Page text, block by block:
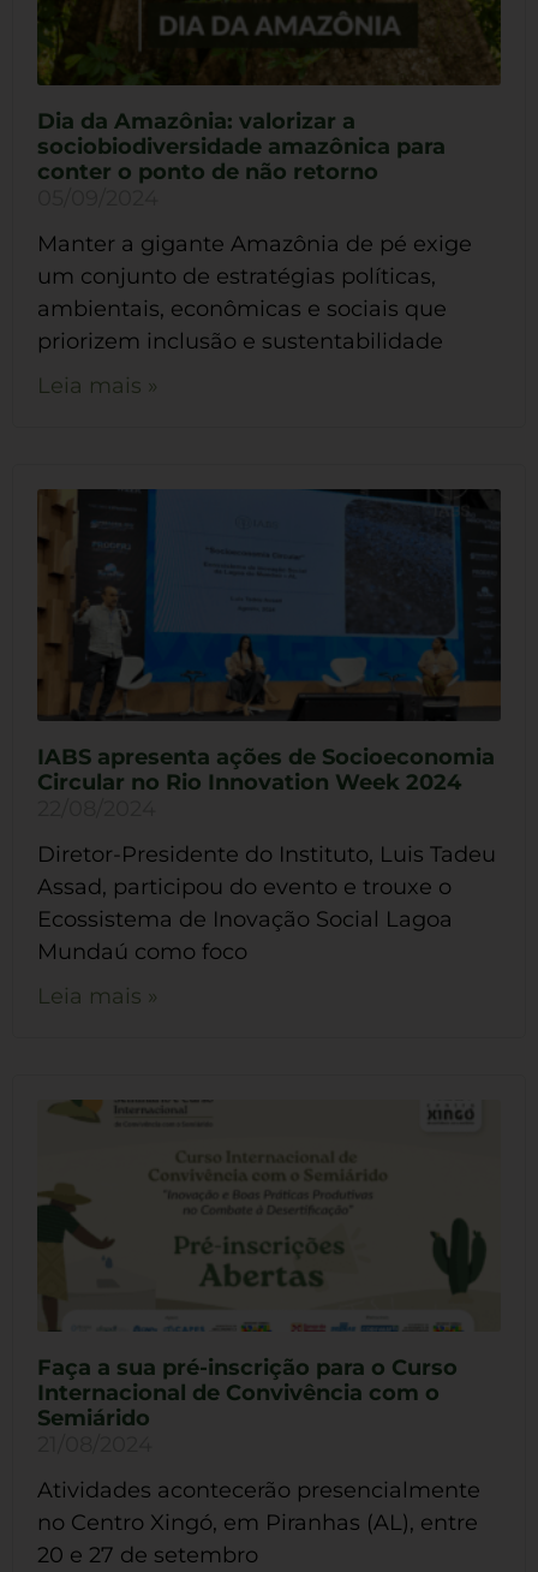
Dia da Amazônia: valorizar a
sociobiodiversidade amazônica para
conter o ponto de não retorno
Manter a gigante Amazônia de pé exige
um conjunto de estratégias políticas,
ambientais, econômicas e sociais que
priorizem inclusão e sustentabilidade
Leia mais »
IABS apresenta ações de Socioeconomia
Circular no Rio Innovation Week 2024
Diretor-Presidente do Instituto, Luis Tadeu
Assad, participou do evento e trouxe o
Ecossistema de Inovação Social Lagoa
Mundaú como foco
Leia mais »
Faça a sua pré-inscrição para o Curso
Internacional de Convivência com o
Semiárido
Atividades acontecerão presencialmente
no Centro Xingó, em Piranhas (AL), entre
20 e 27 de setembro